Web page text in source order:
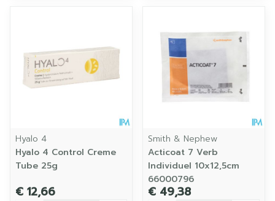
Hyalo 4
Hyalo 4 Control Creme
Tube 25g
€ 12,66
Smith & Nephew
Acticoat 7 Verb
Individuel 10x12,5cm
66000796
€ 49,38